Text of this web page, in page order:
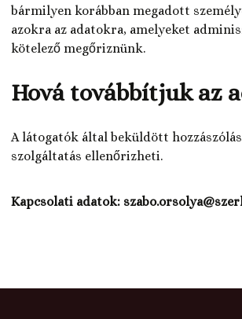
bármilyen korábban megadott
azokra az adatokra, amelyeket
kötelező megőriznünk.
Hová továbbítjuk az
A látogatók által beküldött
szolgáltatás ellenőrizheti.
Kapcsolati adatok: